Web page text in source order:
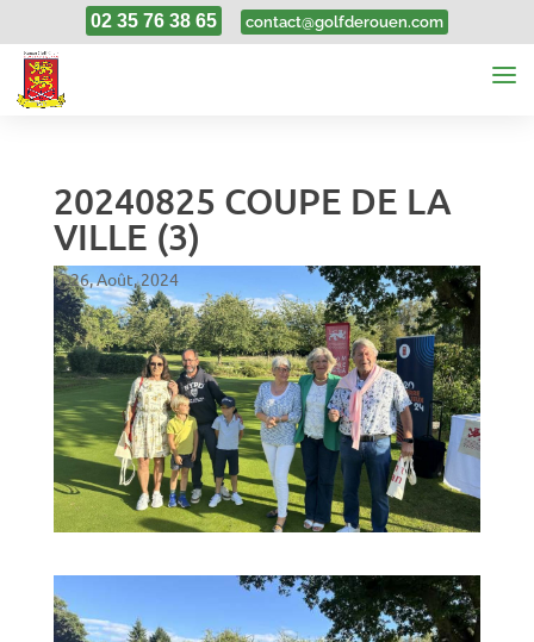
02 35 76 38 65 contact@golfderouen.com
20240825 COUPE DE LA
VILLE (3)
26, Août, 2024